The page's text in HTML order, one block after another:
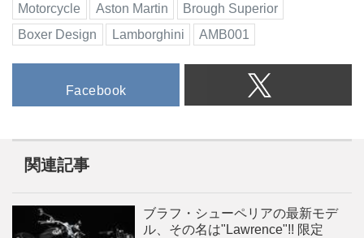
Motorcycle Aston Martin
Brough Superior
Boxer Design
Lamborghini AMB001
Facebook
関連記事
ブラフ・シューペリアの最新モデ
ル、その名は"Lawrence"!! 限定